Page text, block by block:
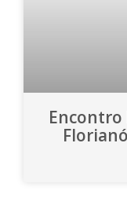
Encontro